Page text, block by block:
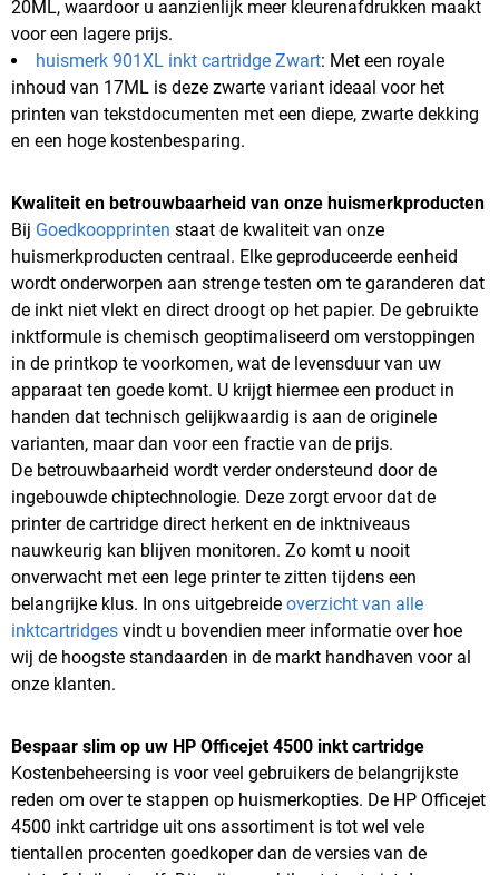
20ML, waardoor u aanzienlijk meer kleurenafdrukken maakt
voor een lagere prijs.
huismerk 901XL inkt cartridge Zwart: Met een royale
inhoud van 17ML is deze zwarte variant ideaal voor het
printen van tekstdocumenten met een diepe, zwarte dekking
en een hoge kostenbesparing.
Kwaliteit en betrouwbaarheid van onze huismerkproducten
Bij Goedkoopprinten staat de kwaliteit van onze
huismerkproducten centraal. Elke geproduceerde eenheid
wordt onderworpen aan strenge testen om te garanderen dat
de inkt niet vlekt en direct droogt op het papier. De gebruikte
inktformule is chemisch geoptimaliseerd om verstoppingen
in de printkop te voorkomen, wat de levensduur van uw
apparaat ten goede komt. U krijgt hiermee een product in
handen dat technisch gelijkwaardig is aan de originele
varianten, maar dan voor een fractie van de prijs.
De betrouwbaarheid wordt verder ondersteund door de
ingebouwde chiptechnologie. Deze zorgt ervoor dat de
printer de cartridge direct herkent en de inktniveaus
nauwkeurig kan blijven monitoren. Zo komt u nooit
onverwacht met een lege printer te zitten tijdens een
belangrijke klus. In ons uitgebreide overzicht van alle
inktcartridges vindt u bovendien meer informatie over hoe
wij de hoogste standaarden in de markt handhaven voor al
onze klanten.
Bespaar slim op uw HP Officejet 4500 inkt cartridge
Kostenbeheersing is voor veel gebruikers de belangrijkste
reden om over te stappen op huismerkopties. De HP Officejet
4500 inkt cartridge uit ons assortiment is tot wel vele
tientallen procenten goedkoper dan de versies van de